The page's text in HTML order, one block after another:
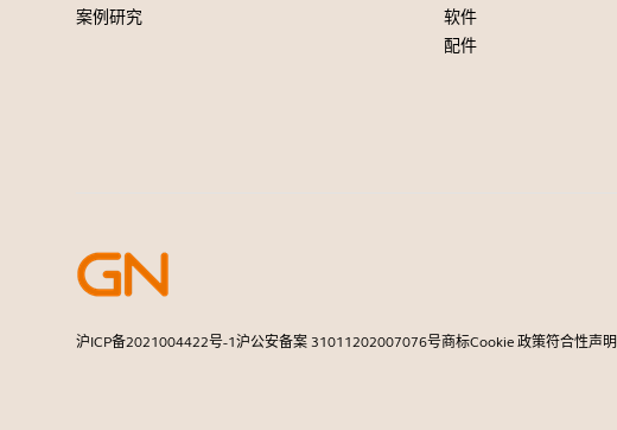
案例研究
软件
配件
沪ICP备2021004422号-1沪公安备案 31011202007076号商标Cookie 政策符合性声明